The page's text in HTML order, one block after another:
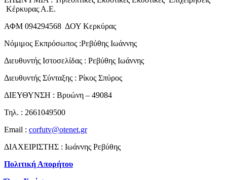
Κέρκυρας Α.Ε.
ΑΦΜ 094294568 ΔΟΥ Κερκύρας
Νόμιμος Εκπρόσωπος :Ρεβύθης Ιωάννης
Διευθυντής Ιστοσελίδας : Ρεβύθης Ιωάννης
Διευθυντής Σύνταξης : Ρίκος Σπύρος
ΔΙΕΥΘΥΝΣΗ : Βρυώνη – 49084
Τηλ. : 2661049500
Email : corfutv@otenet.gr
ΔΙΑΧΕΙΡΙΣΤΗΣ : Ιωάννης Ρεβύθης
Πολιτική Απορήτου